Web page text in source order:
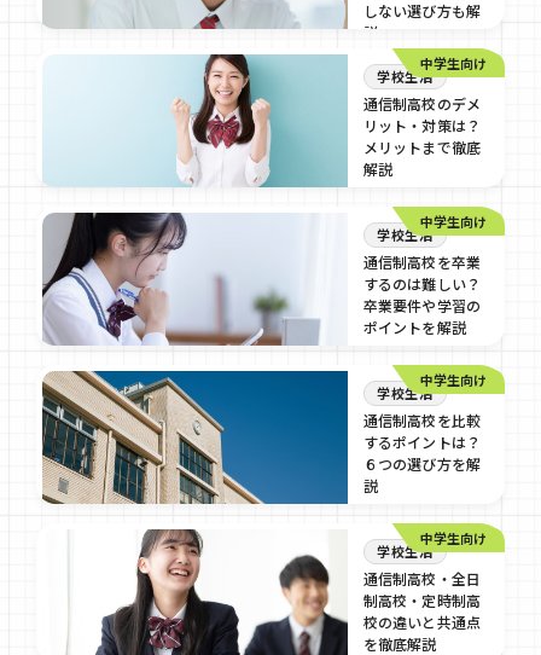
しない選び方も解
説
2024/09/10
中学生向け
学校生活
通信制高校のデメ
リット・対策は？
メリットまで徹底
解説
中学生向け
学校生活
通信制高校を卒業
するのは難しい？
卒業要件や学習の
ポイントを解説
中学生向け
学校生活
通信制高校を比較
するポイントは？
６つの選び方を解
説
中学生向け
学校生活
通信制高校・全日
制高校・定時制高
校の違いと共通点
を徹底解説